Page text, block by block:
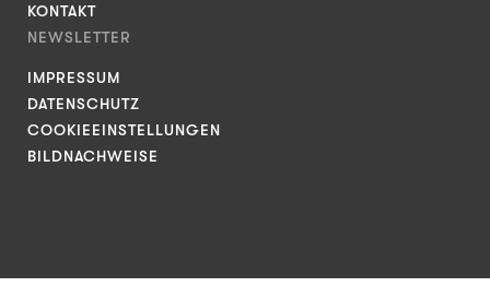
KONTAKT
NEWSLETTER
IMPRESSUM
DATENSCHUTZ
COOKIEEINSTELLUNGEN
BILDNACHWEISE